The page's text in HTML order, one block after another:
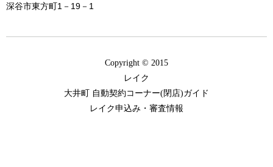
深谷市東方町1－19－1
Copyright © 2015
レイク
大井町 自動契約コーナー(閉店)ガイド
レイク申込み・審査情報